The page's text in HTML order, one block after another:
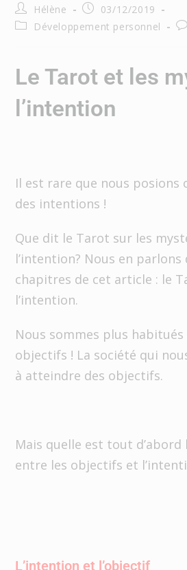
Hélène
03/12/2019
Développement personnel
Le Tarot et les
l’intention
Il est rare que nous posions
des intentions !
Que dit le Tarot sur les
l’intention? Nous en
chapitres de cet article : le
l’intention.
Nous sommes plus
objectifs ! La société qui
à atteindre des objectifs.
Mais quelle est tout d’abord
entre les objectifs et
L’intention et l’objectif